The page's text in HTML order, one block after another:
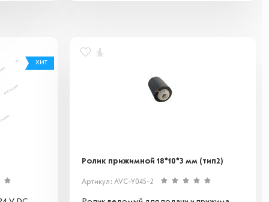
ХИТ
Ролик прижимной 18*10*3 мм (тип2)
Артикул: AVC-Y045-2